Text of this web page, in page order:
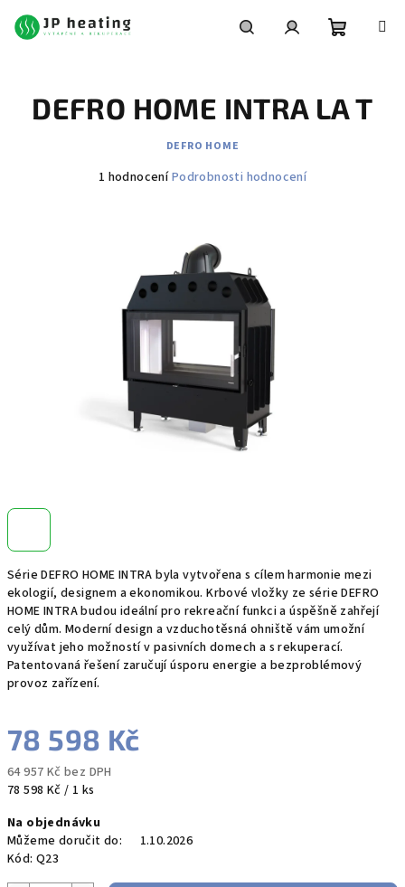
obsah
košík
Série DEFRO HOME INTRA byla vytvořena s cílem harmonie mezi
ekologií, designem a ekonomikou. Krbové vložky ze série DEFRO
HOME INTRA budou ideální pro rekreační funkci a úspěšně zahřejí
celý dům. Moderní design a vzduchotěsná ohniště vám umožní
využívat jeho možností v pasivních domech a s rekuperací.
Patentovaná řešení zaručují úsporu energie a bezproblémový
provoz zařízení.
78 598 Kč
64 957 Kč bez DPH
Měrná
78 598 Kč / 1 ks
Na objednávku
Můžeme doručit do:
1.10.2026
Kód: Q23
DEFRO HOME INTRA LA T
DEFRO HOME
Průměrné
hvězdiček.
1 hodnoceníPodrobnosti hodnocení